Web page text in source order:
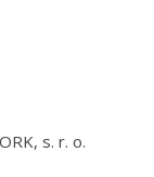
s. r. o.